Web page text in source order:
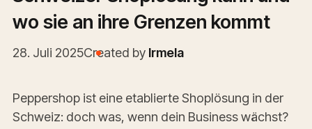
wo sie an ihre Grenzen kommt
28. Juli 2025Created by Irmela
Peppershop ist eine etablierte Shoplösung in der
Schweiz: doch was, wenn dein Business wächst?